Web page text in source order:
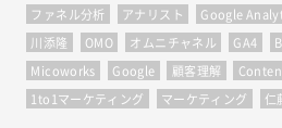
ファネル分析 アナリスト Google
川添隆 OMO オムニチャネル GA4
Micoworks Google 顧客理解
1to1マーケティング マーケティング 仁